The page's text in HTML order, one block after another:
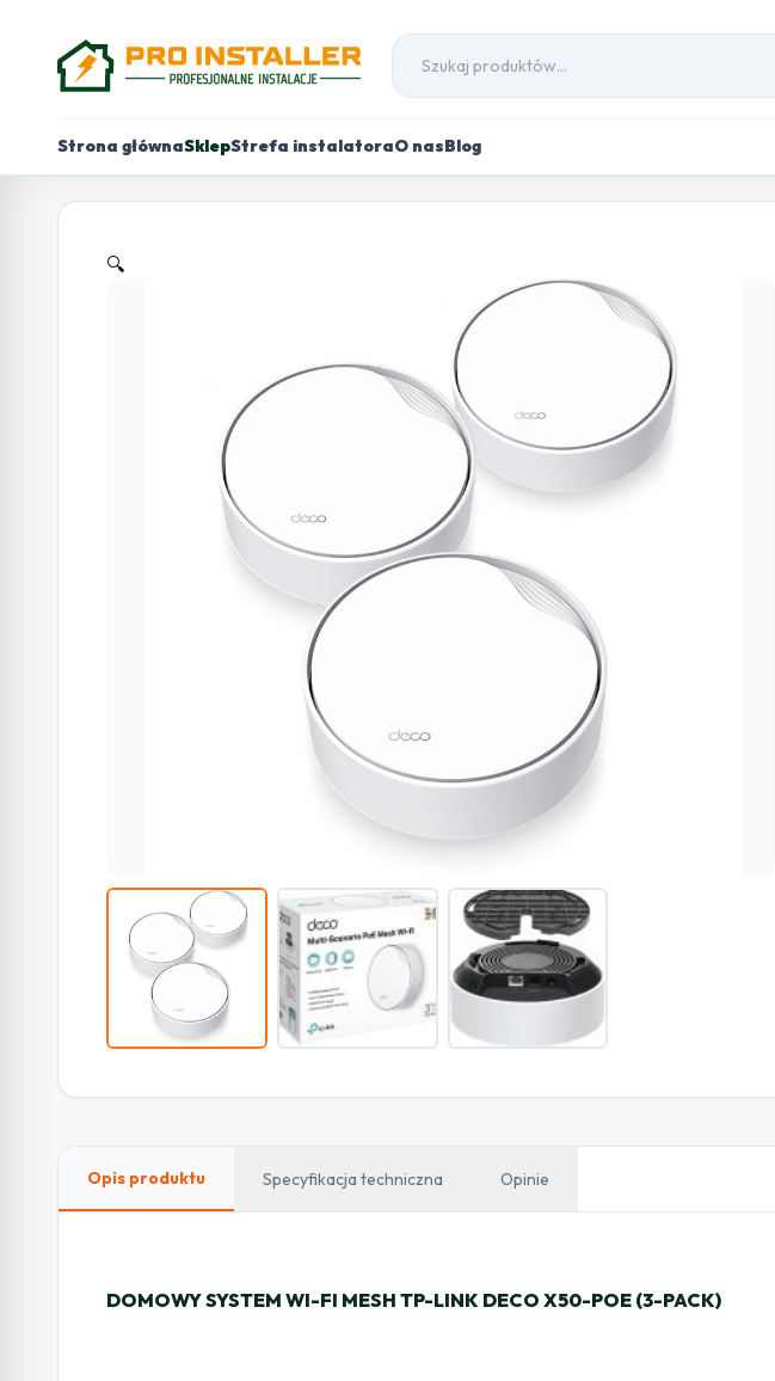
Strona głównaSklepStrefa instalatoraO nasBlog
🔍
Opis produktu Specyfikacja techniczna Opinie
DOMOWY SYSTEM WI-FI MESH TP-LINK DECO X50-POE (3-PACK)